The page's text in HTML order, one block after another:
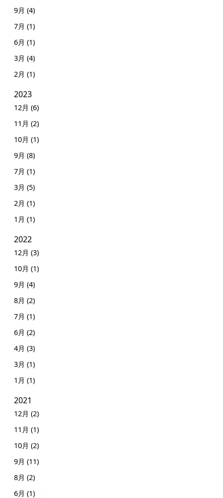
9月 (4)
7月 (1)
6月 (1)
3月 (4)
2月 (1)
2023
12月 (6)
11月 (2)
10月 (1)
9月 (8)
7月 (1)
3月 (5)
2月 (1)
1月 (1)
2022
12月 (3)
10月 (1)
9月 (4)
8月 (2)
7月 (1)
6月 (2)
4月 (3)
3月 (1)
1月 (1)
2021
12月 (2)
11月 (1)
10月 (2)
9月 (11)
8月 (2)
6月 (1)